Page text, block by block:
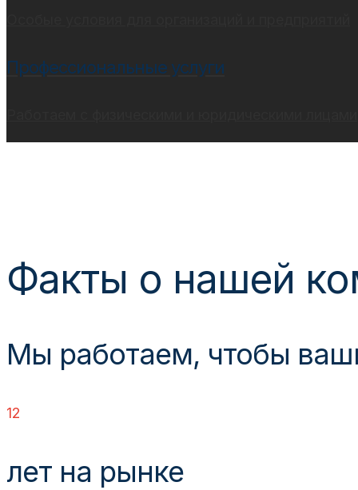
Профессиональные услуги
Факты о нашей
Мы работаем, чтобы
12
лет на рынке